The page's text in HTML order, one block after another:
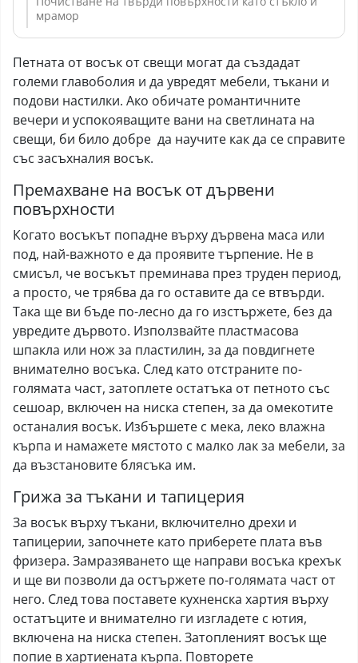
мрамор
Петната от восък от свещи могат да създадат
големи главоболия и да увредят мебели, тъкани и
подови настилки. Ако обичате романтичните
вечери и успокояващите вани на светлината на
свещи, би било добре да научите как да се справите
със засъхналия восък.
Премахване на восък от дървени
повърхности
Когато восъкът попадне върху дървена маса или
под, най-важното е да проявите търпение. Не в
смисъл, че восъкът преминава през труден период,
а просто, че трябва да го оставите да се втвърди.
Така ще ви бъде по-лесно да го изстържете, без да
увредите дървото. Използвайте пластмасова
шпакла или нож за пластилин, за да повдигнете
внимателно восъка. След като отстраните по-
голямата част, затоплете остатъка от петното със
сешоар, включен на ниска степен, за да омекотите
останалия восък. Избършете с мека, леко влажна
кърпа и намажете мястото с малко лак за мебели, за
да възстановите блясъка им.
Грижа за тъкани и тапицерия
За восък върху тъкани, включително дрехи и
тапицерии, започнете като приберете плата във
фризера. Замразяването ще направи восъка крехък
и ще ви позволи да остържете по-голямата част от
него. След това поставете кухненска хартия върху
остатъците и внимателно ги изгладете с ютия,
включена на ниска степен. Затопленият восък ще
попие в хартиената кърпа. Повторете